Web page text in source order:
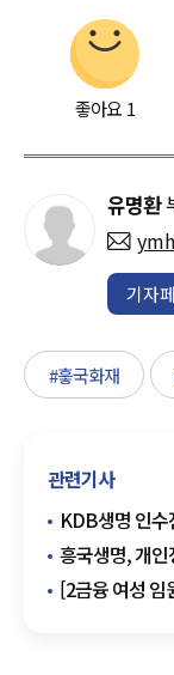
좋아요 1
유명환
기자
#흫국화재
관련기사
KDB생명 인수
본입찰
흥국생명, 개
[2금융 여성 임